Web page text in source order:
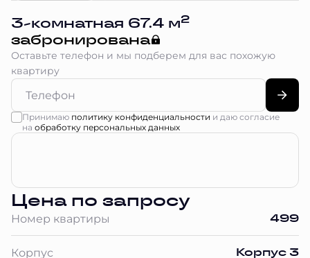
3-комнатная 67.4 м2
забронирована
Оставьте телефон и мы подберем для вас похожую
квартиру
Принимаю политику конфиденциальности и даю согласие
на обработку персональных данных
Цена по запросу
Номер квартиры 499
Корпус Корпус 3